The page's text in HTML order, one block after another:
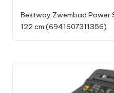
Bestway Zwembad Power
122 cm (6941607311356)